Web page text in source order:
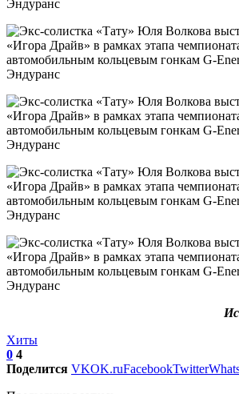
Хиты
0 4
Поделится VKOK.ruFacebookTwitter